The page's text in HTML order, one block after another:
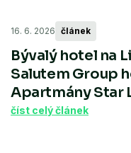
16. 6. 2026 článek
Bývalý hotel na
Salutem Group
Apartmány Star
číst celý článek